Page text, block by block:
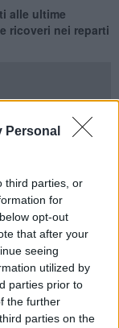
Personal
third parties, or
for
opt-out
that after your
seeing
utilized by
parties prior to
the further
parties on the
alle ultime
ricoveri nei reparti
di Pisa
nuovi decessi
allestiti nei presidi
assistiti 40